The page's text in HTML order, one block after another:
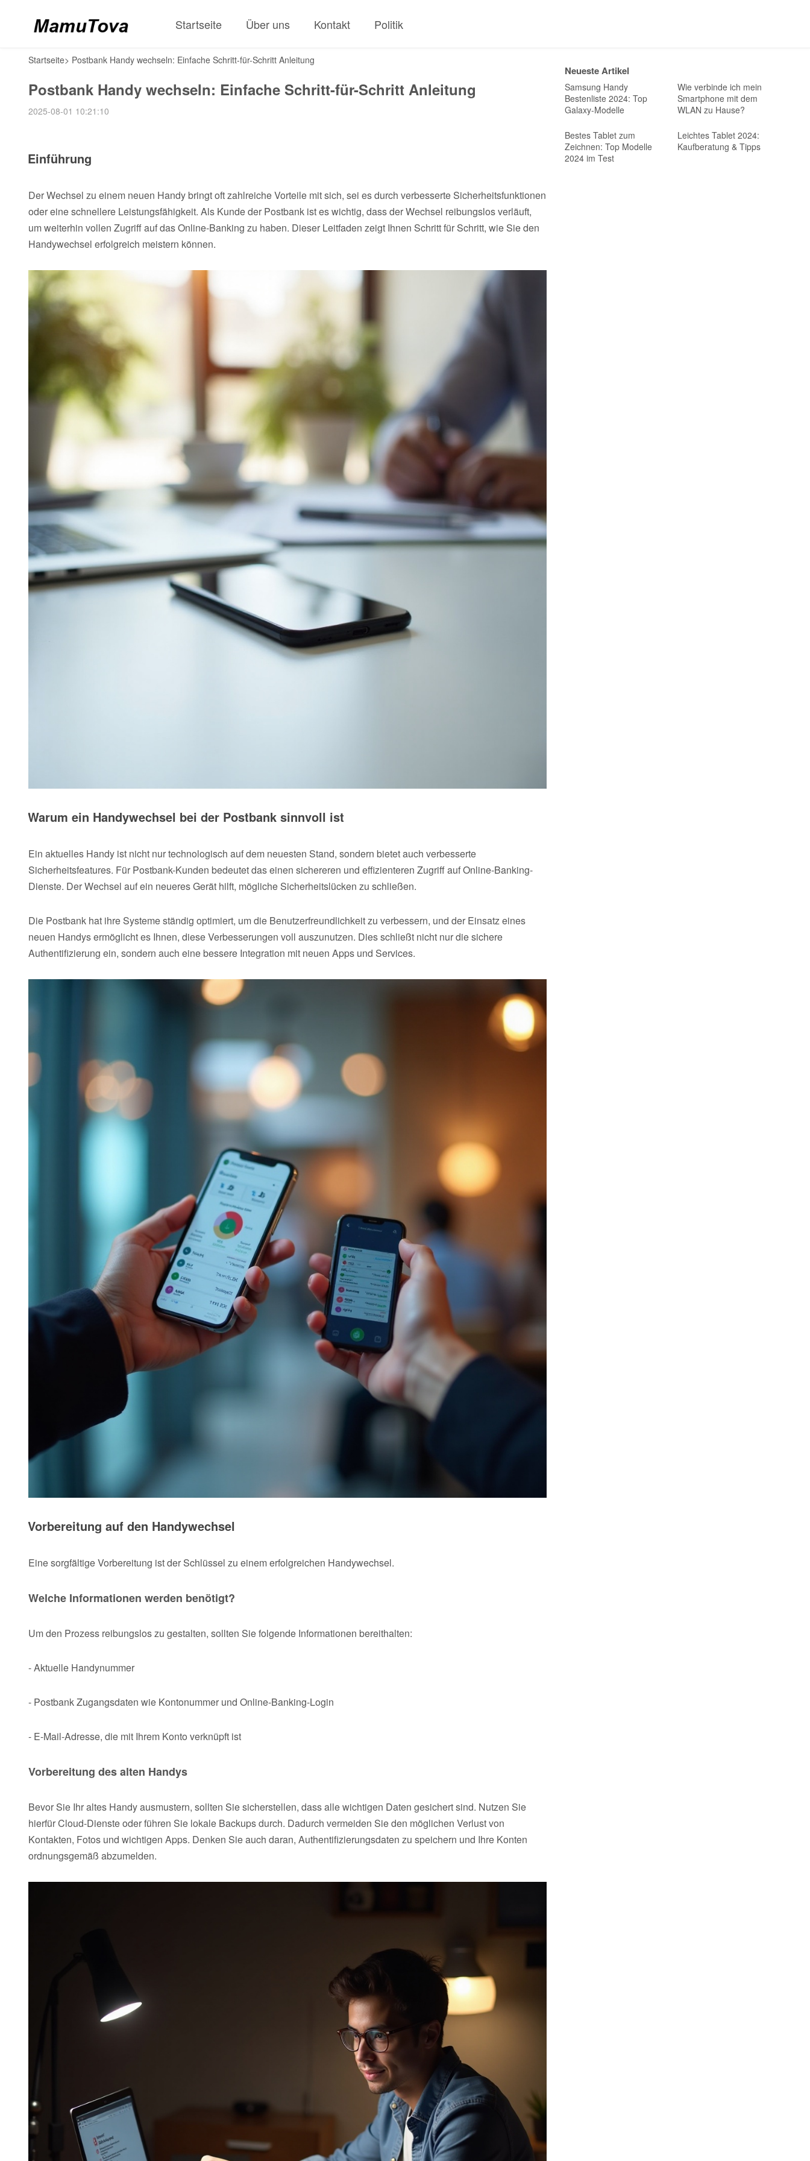
Startseite Über uns Kontakt Politik
Startseite> Postbank Handy wechseln: Einfache Schritt-für-Schritt Anleitung
Postbank Handy wechseln: Einfache Schritt-für-Schritt Anleitung
2025-08-01 10:21:10
Einführung
Der Wechsel zu einem neuen Handy bringt oft zahlreiche Vorteile mit sich, sei es durch verbesserte Sicherheitsfunktionen
oder eine schnellere Leistungsfähigkeit. Als Kunde der Postbank ist es wichtig, dass der Wechsel reibungslos verläuft,
um weiterhin vollen Zugriff auf das Online-Banking zu haben. Dieser Leitfaden zeigt Ihnen Schritt für Schritt, wie Sie den
Handywechsel erfolgreich meistern können.
Warum ein Handywechsel bei der Postbank sinnvoll ist
Ein aktuelles Handy ist nicht nur technologisch auf dem neuesten Stand, sondern bietet auch verbesserte
Sicherheitsfeatures. Für Postbank-Kunden bedeutet das einen sichereren und effizienteren Zugriff auf Online-Banking-
Dienste. Der Wechsel auf ein neueres Gerät hilft, mögliche Sicherheitslücken zu schließen.
Die Postbank hat ihre Systeme ständig optimiert, um die Benutzerfreundlichkeit zu verbessern, und der Einsatz eines
neuen Handys ermöglicht es Ihnen, diese Verbesserungen voll auszunutzen. Dies schließt nicht nur die sichere
Authentifizierung ein, sondern auch eine bessere Integration mit neuen Apps und Services.
Vorbereitung auf den Handywechsel
Eine sorgfältige Vorbereitung ist der Schlüssel zu einem erfolgreichen Handywechsel.
Welche Informationen werden benötigt?
Um den Prozess reibungslos zu gestalten, sollten Sie folgende Informationen bereithalten:
- Aktuelle Handynummer
- Postbank Zugangsdaten wie Kontonummer und Online-Banking-Login
- E-Mail-Adresse, die mit Ihrem Konto verknüpft ist
Vorbereitung des alten Handys
Bevor Sie Ihr altes Handy ausmustern, sollten Sie sicherstellen, dass alle wichtigen Daten gesichert sind. Nutzen Sie
hierfür Cloud-Dienste oder führen Sie lokale Backups durch. Dadurch vermeiden Sie den möglichen Verlust von
Kontakten, Fotos und wichtigen Apps. Denken Sie auch daran, Authentifizierungsdaten zu speichern und Ihre Konten
ordnungsgemäß abzumelden.
Neueste Artikel
Samsung Handy
Bestenliste 2024: Top
Galaxy-Modelle
Wie verbinde ich mein
Smartphone mit dem
WLAN zu Hause?
Bestes Tablet zum
Zeichnen: Top Modelle
2024 im Test
Leichtes Tablet 2024:
Kaufberatung & Tipps